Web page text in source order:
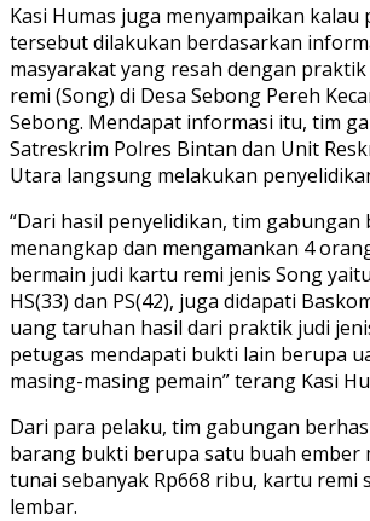
Kasi Humas juga menyampaikan kalau
tersebut dilakukan berdasarkan
masyarakat yang resah dengan
remi (Song) di Desa Sebong Pereh
Sebong. Mendapat informasi itu, tim
Satreskrim Polres Bintan dan Unit
Utara langsung melakukan
“Dari hasil penyelidikan, tim gabungan
menangkap dan mengamankan 4
bermain judi kartu remi jenis Song yaitu
HS(33) dan PS(42), juga didapati
uang taruhan hasil dari praktik judi
petugas mendapati bukti lain berupa
masing-masing pemain” terang Kasi
Dari para pelaku, tim gabungan
barang bukti berupa satu buah ember
tunai sebanyak Rp668 ribu, kartu remi
lembar.